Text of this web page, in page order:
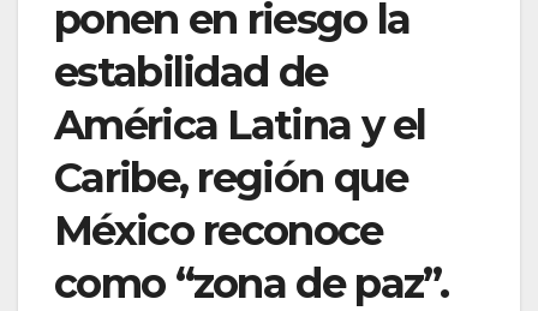
ponen en riesgo la
estabilidad de
América Latina y el
Caribe, región que
México reconoce
como “zona de paz”.